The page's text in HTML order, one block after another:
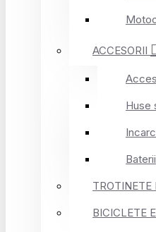
ACCESORII
Huse
Baterii
TROTINETE
BICICLETE